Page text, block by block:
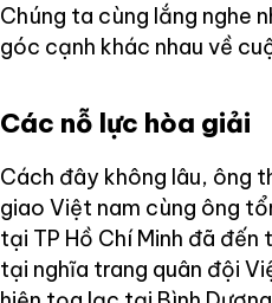
Chúng ta cùng lắng nghe
góc cạnh khác nhau về
Các nỗ lực hòa giải
Cách đây không lâu, ông
giao Việt nam cùng ông
tại TP Hồ Chí Minh đã
tại nghĩa trang quân đội